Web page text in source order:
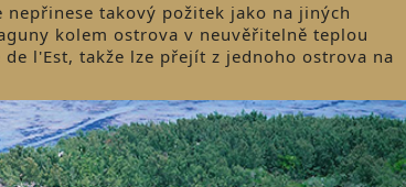
takový požitek jako na jiných
kolem ostrova v neuvěřitelně teplou
l'Est, takže lze přejít z jednoho ostrova na